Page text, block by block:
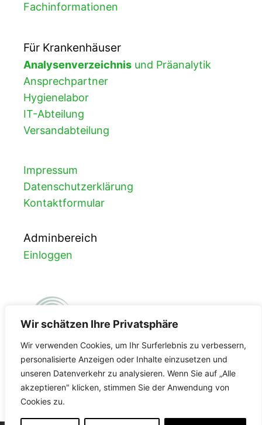
Wir schätzen Ihre Privatsphäre
Wir verwenden Cookies, um Ihr Surferlebnis zu verbessern,
personalisierte Anzeigen oder Inhalte einzusetzen und
unseren Datenverkehr zu analysieren. Wenn Sie auf „Alle
akzeptieren" klicken, stimmen Sie der Anwendung von
Cookies zu.
Fachinformationen
Für Krankenhäuser
Analysenverzeichnis und Präanalytik
Ansprechpartner
Hygienelabor
IT-Abteilung
Versandabteilung
Impressum
Datenschutzerklärung
Kontaktformular
Adminbereich
Einloggen
FDA-Registrierung
3002965587